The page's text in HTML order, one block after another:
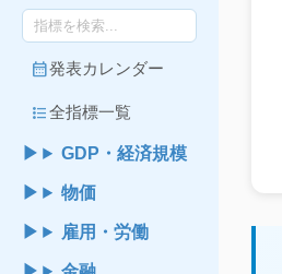
calendar_month発表カレンダー
format_list_bulleted全指標一覧
GDP・経済規模
物価
雇用・労働